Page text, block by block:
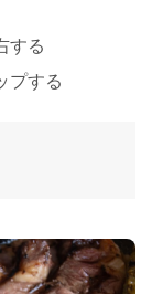
する
プする